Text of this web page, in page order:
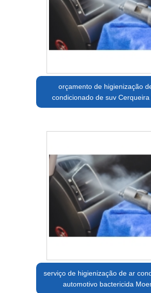
orçamento de higienização
condicionado de suv Cerqueira
serviço de higienização de ar
automotivo bactericida